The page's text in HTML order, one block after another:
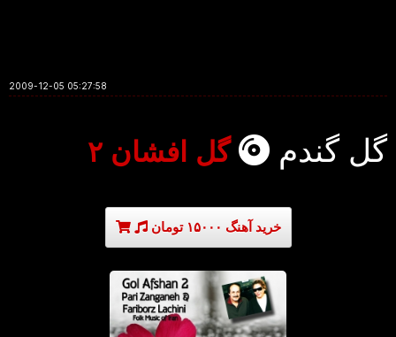
2009-12-05 05:27:58
گل گندم گل افشان ۲
خرید آهنگ ۱۵۰۰۰ تومان